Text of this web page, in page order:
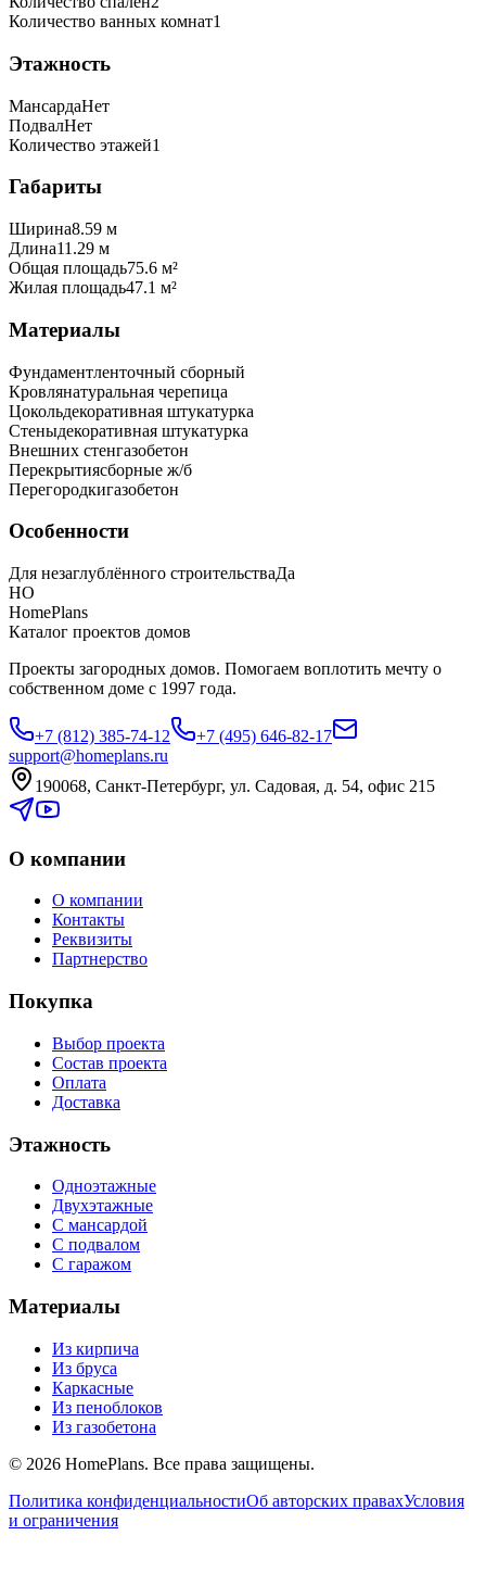
Количество ванных комнат1
Этажность
МансардаНет
ПодвалНет
Количество этажей1
Габариты
Ширина8.59 м
Длина11.29 м
Общая площадь75.6 м²
Жилая площадь47.1 м²
Материалы
Фундаментленточный сборный
Кровлянатуральная черепица
Цокольдекоративная штукатурка
Стеныдекоративная штукатурка
Внешних стенгазобетон
Перекрытиясборные ж/б
Перегородкигазобетон
Особенности
Для незаглублённого строительстваДа
HO
HomePlans
Каталог проектов домов
Проекты загородных домов. Помогаем воплотить мечту о
собственном доме с 1997 года.
+7 (812) 385-74-12
+7 (495) 646-82-17
support@homeplans.ru
190068, Санкт-Петербург, ул. Садовая, д. 54, офис 215
О компании
О компании
Контакты
Реквизиты
Партнерство
Покупка
Выбор проекта
Состав проекта
Оплата
Доставка
Этажность
Одноэтажные
Двухэтажные
С мансардой
С подвалом
С гаражом
Материалы
Из кирпича
Из бруса
Каркасные
Из пеноблоков
Из газобетона
© 2026 HomePlans. Все права защищены.
Политика конфиденциальностиОб авторских правахУсловия
и ограничения